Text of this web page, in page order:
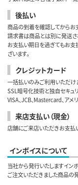
後払い
商品の到着を確認してからお
請求書は商品とは別に発送さ
お支払い期日を過ぎてもお
ざいます。
クレジットカード
一括払いのみご利用いただけ
SSL暗号化技術と独自セキュ
VISA、JCB、Mastercard、アメ
来店支払い（現金）
店舗にご来店いただきお支払
インボイスについて
当社から発行いたしますインボ
ご注文いただきました商品の